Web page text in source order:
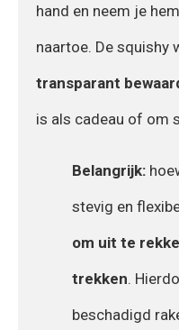
hand en neem je
naartoe. De squishy
transparant
is als cadeau of om
Belangrijk:
stevig en
om uit te
trekken.
beschadigd